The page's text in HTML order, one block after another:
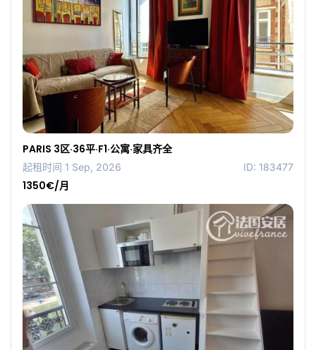
PARIS 3区·36平·F1·公寓·家具齐全
起租时间 1 Sep, 2026 ID: 183477
1350€/月